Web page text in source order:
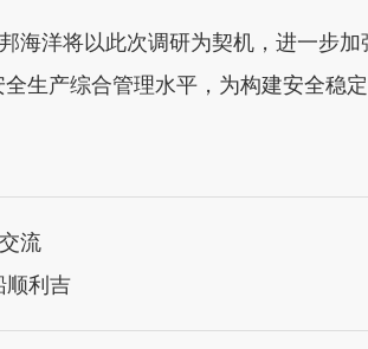
洋将以此次调研为契机，进一步加
生产综合管理水平，为构建安全稳
流
顺利吉